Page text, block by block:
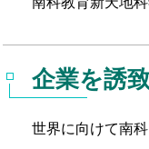
企業を誘
世界に向けて南